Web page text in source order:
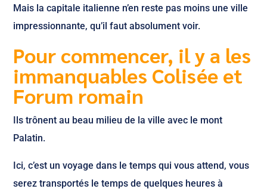
Mais la capitale italienne n’en reste pas moins une ville
impressionnante, qu’il faut absolument voir.
Pour commencer, il y a les
immanquables Colisée et
Forum romain
Ils trônent au beau milieu de la ville avec le mont
Palatin.
Ici, c’est un voyage dans le temps qui vous attend, vous
serez transportés le temps de quelques heures à